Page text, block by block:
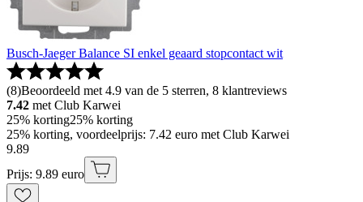
Busch-Jaeger Balance SI enkel geaard stopcontact wit
(8)Beoordeeld met 4.9 van de 5 sterren, 8 klantreviews
7.42 met Club Karwei
25% korting25% korting
25% korting, voordeelprijs: 7.42 euro met Club Karwei
9.89
Prijs: 9.89 euro